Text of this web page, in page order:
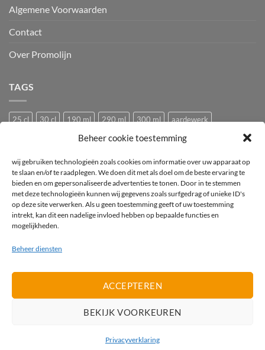
Beheer cookie toestemming
wij gebruiken technologieën zoals cookies om informatie over uw apparaat op
te slaan en/of te raadplegen. We doen dit met als doel om de beste ervaring te
bieden en om gepersonaliseerde advertenties te tonen. Door in te stemmen
met deze technologieën kunnen wij gegevens zoals surfgedrag of unieke ID's
op deze site verwerken. Als u geen toestemming geeft of uw toestemming
intrekt, kan dit een nadelige invloed hebben op bepaalde functies en
mogelijkheden.
Beheer diensten
ACCEPTEREN
BEKIJK VOORKEUREN
Privacyverklaring
Algemene Voorwaarden
Contact
Over Promolijn
TAGS
25 cl 30 cl 190 ml 290 ml 300 ml
aardewerk
Bedrukking bedrukt Bedrukt wijnglas
bier
bierglas Camping glazen Caravan glazen
Festival glas
haan hen Horeca wijnglas Kip
Kunststof
logo
mok mus Pasabahce pluimvee porselein
Proefglas
proefglazen
Recyclebaar rode wijnglas
Royal Leerdam
vogel
vogeltje
2026 ©Promolijn